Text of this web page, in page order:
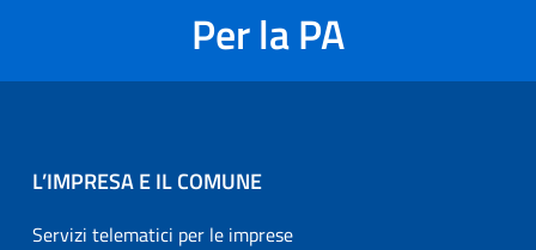
Per la PA
L’IMPRESA E IL COMUNE
Servizi telematici per le imprese